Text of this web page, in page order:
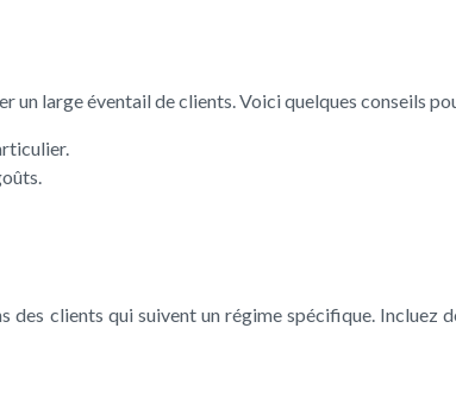
large éventail de clients. Voici quelques conseils
clients qui suivent un régime spécifique. Incluez